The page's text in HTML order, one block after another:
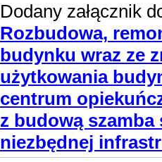
Dodany załącznik
Rozbudowa,
budynku wraz ze
użytkowania
centrum
z budową szamba
niezbędnej